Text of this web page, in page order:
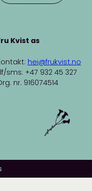
Kvist as
hei@frukvist.no
sms: +47 932 45 327
nr. 916074514